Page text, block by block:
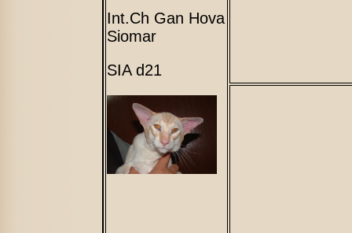
Int.Ch Gan Hova
Siomar
SIA d21